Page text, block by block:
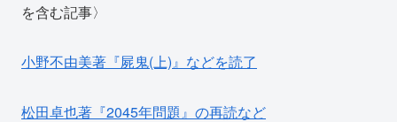
を含む記事〉
小野不由美著『屍鬼(上)』などを読了
松田卓也著『2045年問題』の再読など